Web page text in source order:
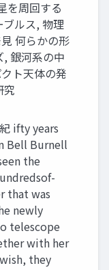
を周回する
ルス, 物理
何らかの形
銀河系の中
ト天体の発
究
ifty years
Bell Burnell
the
that was
newly
telescope
with her
they